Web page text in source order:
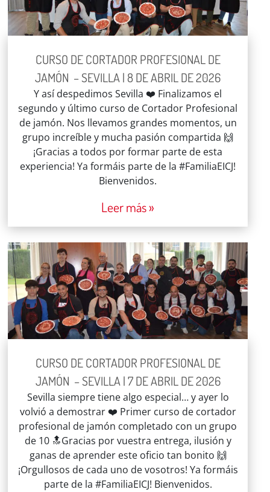
CURSO DE CORTADOR PROFESIONAL DE
JAMÓN – SEVILLA | 8 DE ABRIL DE 2026
Y así despedimos Sevilla ❤️ Finalizamos el
segundo y último curso de Cortador Profesional
de jamón. Nos llevamos grandes momentos, un
grupo increíble y mucha pasión compartida 🙌
¡Gracias a todos por formar parte de esta
experiencia! Ya formáis parte de la #FamiliaEICJ!
Bienvenidos.
Leer más »
CURSO DE CORTADOR PROFESIONAL DE
JAMÓN – SEVILLA | 7 DE ABRIL DE 2026
Sevilla siempre tiene algo especial… y ayer lo
volvió a demostrar ❤️ Primer curso de cortador
profesional de jamón completado con un grupo
de 10 🔝Gracias por vuestra entrega, ilusión y
ganas de aprender este oficio tan bonito 🙌
¡Orgullosos de cada uno de vosotros! Ya formáis
parte de la #FamiliaEICJ! Bienvenidos.